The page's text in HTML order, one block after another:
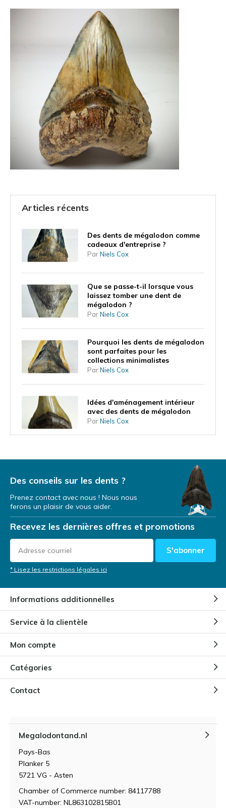
Articles récents
Des dents de mégalodon comme
cadeaux d'entreprise ?
ParNiels Cox
Que se passe-t-il lorsque vous
laissez tomber une dent de
mégalodon ?
ParNiels Cox
Pourquoi les dents de mégalodon
sont parfaites pour les
collections minimalistes
ParNiels Cox
Idées d'aménagement intérieur
avec des dents de mégalodon
ParNiels Cox
Par Niels Cox
Une dent de mégalodon comme
investissement
ParNIels Cox
Dents de mégalodon lors
ParNiels Cox
Comment conserver et entretenir
Des conseils sur les dents ?
Prenez contact avec nous ! Nous nous
ferons un plaisir de vous aider.
Recevez les dernières offres et promotions
S'abonner
* Lisez les restrictions légales ici
Informations additionnelles
Service à la clientèle
Mon compte
Catégories
Contact
Megalodontand.nl
Pays-Bas
Planker 5
5721 VG - Asten
Chamber of Commerce number: 84117788
VAT-number: NL863102815B01